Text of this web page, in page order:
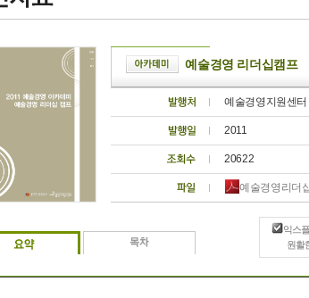
예술경영 리더십캠프
예술경영지원센터
2011
20622
예술경영리더
익스
원활